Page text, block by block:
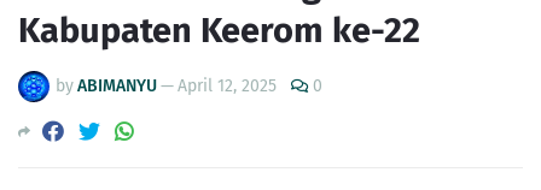
Kabupaten Keerom ke-22
byABIMANYU—April 12, 2025 0